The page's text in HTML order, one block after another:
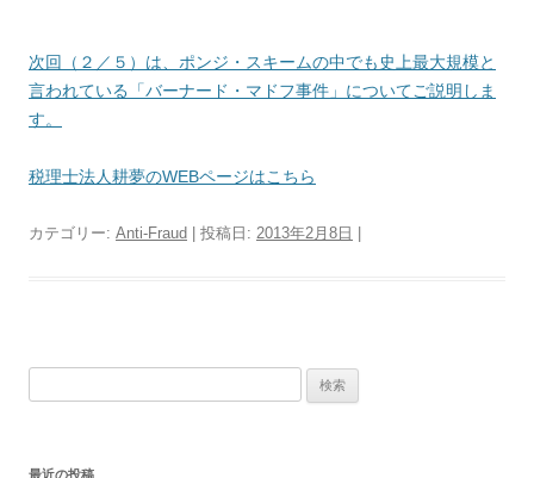
次回（２／５）は、ポンジ・スキームの中でも史上最大規模と
言われている「バーナード・マドフ事件」についてご説明しま
す。
税理士法人耕夢のWEBページはこちら
カテゴリー: Anti-Fraud | 投稿日: 2013年2月8日
最近の投稿